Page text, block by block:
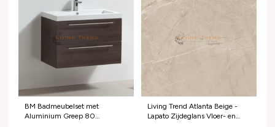
BM Badmeubelset met
Aluminium Greep 80
Living Trend Atlanta Beige -
Lapato Zijdeglans Vloer- en